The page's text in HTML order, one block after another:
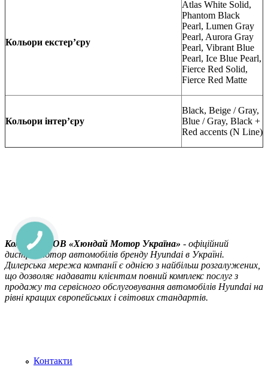
Кольори екстер’єру
Atlas White Solid,
Phantom Black
Pearl, Lumen Gray
Pearl, Aurora Gray
Pearl, Vibrant Blue
Pearl, Ice Blue Pearl,
Fierce Red Solid,
Fierce Red Matte
Кольори інтер’єру
Black, Beige / Gray,
Blue / Gray, Black +
Red accents (N Line)
Компанія ТOВ «Хюндай Мотор Україна» - офіційний
дистриб’ютор автомобілів бренду Hyundai в Україні.
Дилерська мережа компанії є однією з найбільш розгалужених,
що дозволяє надавати клієнтам повний комплекс послуг з
продажу та сервісного обслуговування автомобілів Hyundai на
рівні кращих європейських і світових стандартів.
Контакти